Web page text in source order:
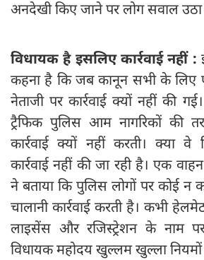
अनदेखी किए जाने पर लोग सवाल उठा
विधायक है इसलिए कार्रवाई नहीं :
कहना है कि जब कानून सभी के लिए
नेताजी पर कार्रवाई क्‍यों नहीं की
ट्रैफिक पुलिस आम नागरिकों की
कार्रवाई क्‍यों नहीं करती। क्‍या
कार्रवाई नहीं की जा रही है। एक
ने बताया कि पुलिस लोगों पर कोई न
चालानी कार्रवाई करती है। कभी
लाइसेंस और रजिस्‍ट्रेशन के नाम
विधायक महोदय खुल्‍लम खुल्‍ला